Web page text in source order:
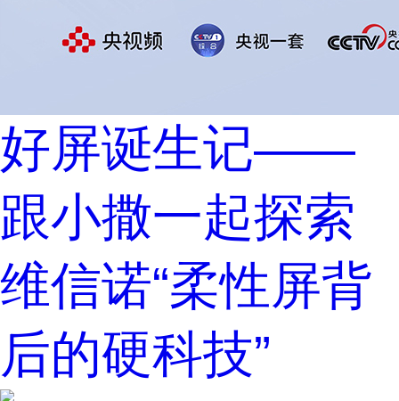
好屏诞生记——
跟小撒一起探索
维信诺“柔性屏背
后的硬科技”